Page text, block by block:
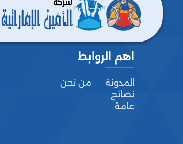
اهم الروابط
المدونة
من نحن
نصائح
عامة